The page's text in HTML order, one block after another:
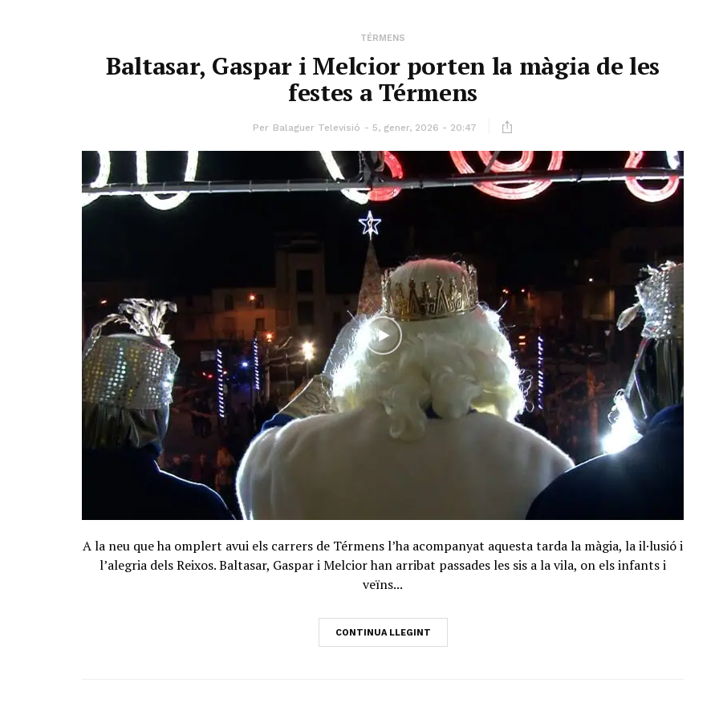
TÉRMENS
Baltasar, Gaspar i Melcior porten la màgia de les
festes a Térmens
Per Balaguer Televisió 5, gener, 2026 - 20:47
A la neu que ha omplert avui els carrers de Térmens l’ha acompanyat aquesta tarda la màgia, la il·lusió i
l’alegria dels Reixos. Baltasar, Gaspar i Melcior han arribat passades les sis a la vila, on els infants i
veïns...
CONTINUA LLEGINT